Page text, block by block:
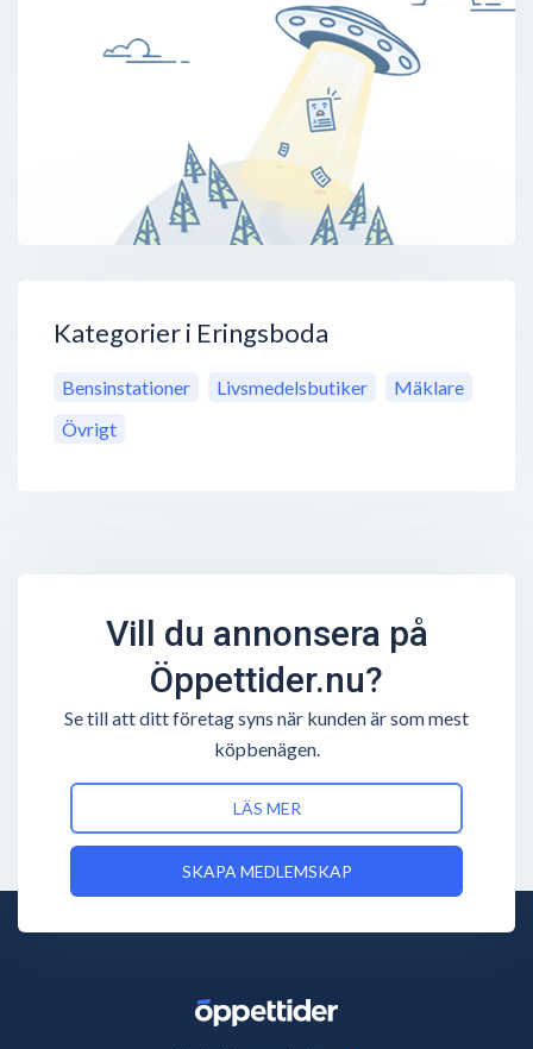
Kategorier i Eringsboda
Bensinstationer Livsmedelsbutiker
Mäklare
Övrigt
Vill du annonsera på
Öppettider.nu?
Se till att ditt företag syns när kunden är som mest
köpbenägen.
LÄS MER
SKAPA MEDLEMSKAP